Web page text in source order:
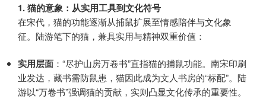
1. 猫的意象：从实用工具到文化符号
在宋代，猫的功能逐渐从捕鼠扩展至情感陪伴与文化象
征。陆游笔下的猫，兼具实用与精神双重价值：
实用层面 ：“尽护山房万卷书”直指猫的捕鼠功能。南宋印刷
业发达，藏书需防鼠患，猫因此成为文人书房的“标配”。陆
游以“万卷书”强调猫的贡献，实则凸显文化传承的重要性。